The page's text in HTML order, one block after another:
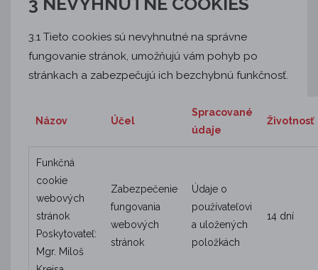
3.1 Tieto cookies sú nevyhnutné na správne
fungovanie stránok, umožňujú vám pohyb po
stránkach a zabezpečujú ich bezchybnú funkčnosť.
Názov Účel
Spracované
údaje
Životnosť
Funkčná
cookie
webových
stránok
Poskytovateľ:
Mgr. Miloš
Zabezpečenie
fungovania
webových
stránok
Údaje o
používateľovi
a uložených
položkách
14 dní